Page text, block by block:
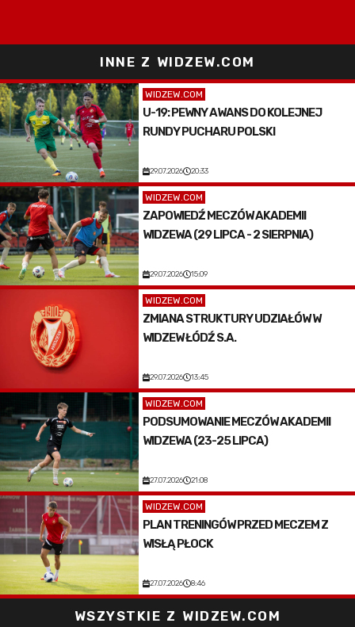
INNE Z WIDZEW.COM
WIDZEW.COM
U-19: PEWNY AWANS DO KOLEJNEJ
RUNDY PUCHARU POLSKI
29.07.2026 20:33
WIDZEW.COM
ZAPOWIEDŹ MECZÓW AKADEMII
WIDZEWA (29 LIPCA - 2 SIERPNIA)
29.07.2026 15:09
WIDZEW.COM
ZMIANA STRUKTURY UDZIAŁÓW W
WIDZEW ŁÓDŹ S.A.
29.07.2026 13:45
WIDZEW.COM
PODSUMOWANIE MECZÓW AKADEMII
WIDZEWA (23-25 LIPCA)
27.07.2026 21:08
WIDZEW.COM
PLAN TRENINGÓW PRZED MECZEM Z
WISŁĄ PŁOCK
27.07.2026 8:46
WSZYSTKIE Z WIDZEW.COM